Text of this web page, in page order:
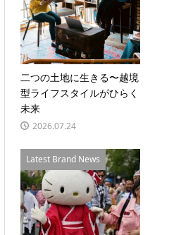
二つの土地に生きる〜越境
型ライフスタイルがひらく
未来
2026.07.24
Latest Brand News